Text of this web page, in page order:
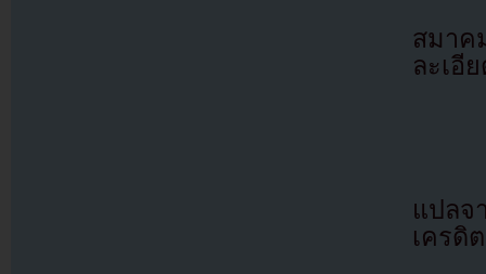
สมาค
ละเอี
แปล
เครดิ